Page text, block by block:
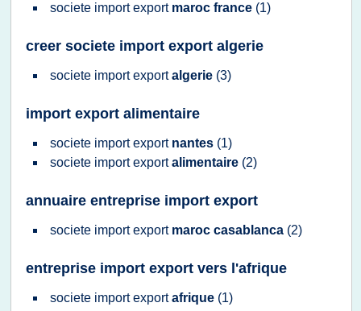
societe import export maroc france (1)
creer societe import export algerie
societe import exportalgerie (3)
import export alimentaire
societe import export nantes (1)
societe import exportalimentaire (2)
annuaire entreprise import export
societe import export maroc casablanca (2)
entreprise import export vers l'afrique
societe import exportafrique (1)